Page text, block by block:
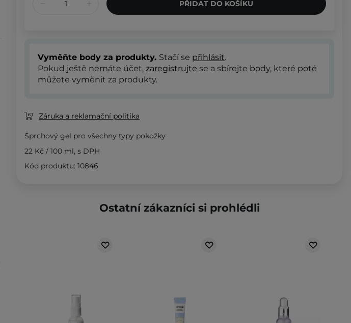
PŘIDAT DO KOŠÍKU
Vyměňte body za produkty. Stačí se přihlásit.
Pokud ještě nemáte účet, zaregistrujte se a sbírejte body, které poté
můžete vyměnit za produkty.
Záruka a reklamační politika
Sprchový gel pro všechny typy pokožky
22 Kč / 100 ml, s DPH
Kód produktu: 10846
Ostatní zákazníci si prohlédli